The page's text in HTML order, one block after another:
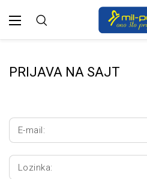
PRIJAVA NA SAJT
E-mail:
Lozinka: